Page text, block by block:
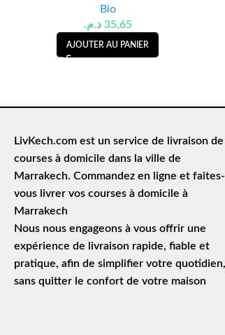
Bio
35,65 د.م.
AJOUTER AU PANIER
LivKech.com est un service de
livraison de
courses à domicile dans la ville de
Marrakech. Commandez en ligne et faites-
vous livrer vos courses à domicile à
Marrakech
Nous nous engageons à vous offrir une
expérience de
livraison rapide, fiable et
pratique, afin de simplifier votre quotidien,
sans quitter le confort de votre maison